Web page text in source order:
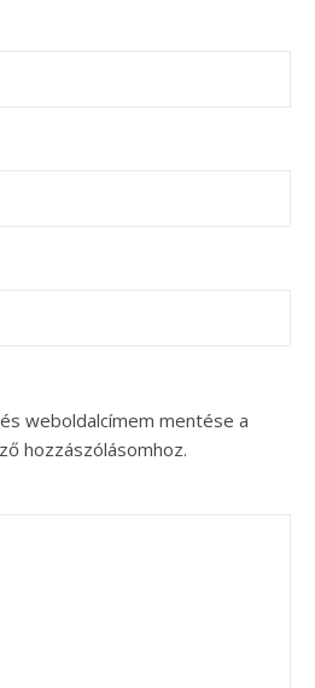
weboldalcímem mentése a
hozzászólásomhoz.